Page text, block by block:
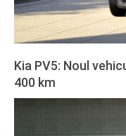
Kia PV5: Noul
400 km
2025-